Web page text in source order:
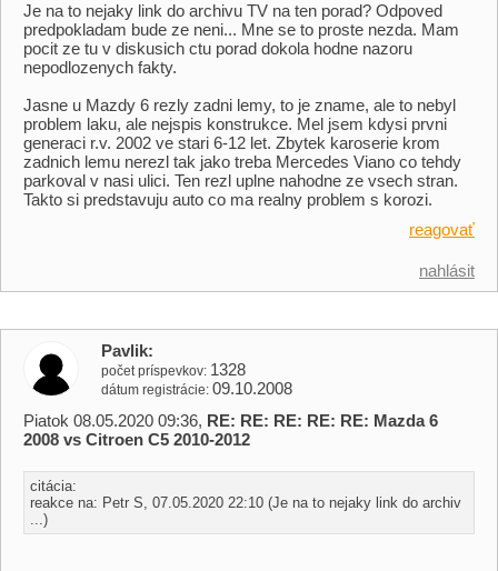
Je na to nejaky link do archivu TV na ten porad? Odpoved
predpokladam bude ze neni... Mne se to proste nezda. Mam
pocit ze tu v diskusich ctu porad dokola hodne nazoru
nepodlozenych fakty.
Jasne u Mazdy 6 rezly zadni lemy, to je zname, ale to nebyl
problem laku, ale nejspis konstrukce. Mel jsem kdysi prvni
generaci r.v. 2002 ve stari 6-12 let. Zbytek karoserie krom
zadnich lemu nerezl tak jako treba Mercedes Viano co tehdy
parkoval v nasi ulici. Ten rezl uplne nahodne ze vsech stran.
Takto si predstavuju auto co ma realny problem s korozi.
reagovať
nahlásit
Pavlik
počet príspevkov 1328
dátum registrácie 09.10.2008
Piatok 08.05.2020 09:36, RE: RE: RE: RE: RE: Mazda 6
2008 vs Citroen C5 2010-2012
citácia:
reakce na: Petr S, 07.05.2020 22:10 (Je na to nejaky link do archiv
...)